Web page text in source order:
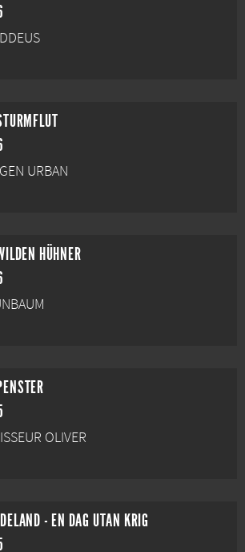
URBAN
HÜHNER
OLIVER
- EN DAG UTAN KRIG